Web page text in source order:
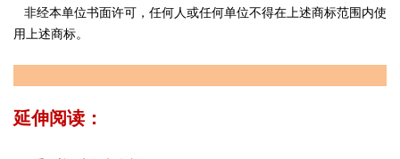
非经本单位书面许可，任何人或任何单位不得在上述商标范围内使
用上述商标。
延伸阅读：